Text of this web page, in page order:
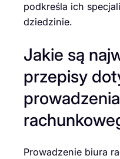
podkreśla ich
dziedzinie.
Jakie są
przepisy
Prowadzenie biura